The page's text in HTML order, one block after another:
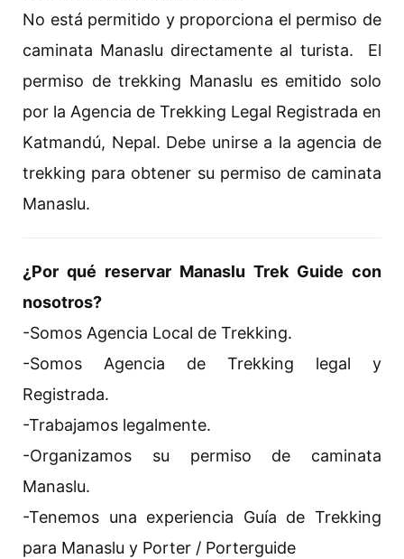
No está permitido y proporciona el permiso de
caminata Manaslu directamente al turista. El
permiso de trekking Manaslu es emitido solo
por la Agencia de Trekking Legal Registrada en
Katmandú, Nepal. Debe unirse a la agencia de
trekking para obtener su permiso de caminata
Manaslu.
¿Por qué reservar Manaslu Trek Guide con
nosotros?
-Somos Agencia Local de Trekking.
-Somos Agencia de Trekking legal y
Registrada.
-Trabajamos legalmente.
-Organizamos su permiso de caminata
Manaslu.
-Tenemos una experiencia Guía de Trekking
para Manaslu y Porter / Porterguide